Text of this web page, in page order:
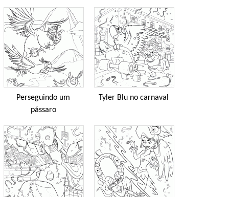
Perseguindo um
pássaro
Tyler Blu no carnaval